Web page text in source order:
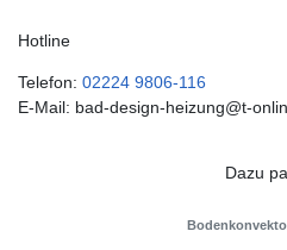
Hotline
Telefon: 02224 9806-116
E-Mail: bad-design-heizung@t-
Dazu